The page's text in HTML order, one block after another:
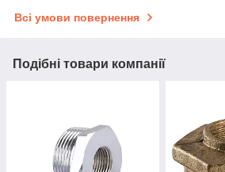
Всі умови повернення
Подібні товари компанії